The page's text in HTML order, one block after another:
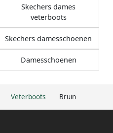
Veterboots Bruin
Skechers dames
veterboots
Skechers damesschoenen
Damesschoenen